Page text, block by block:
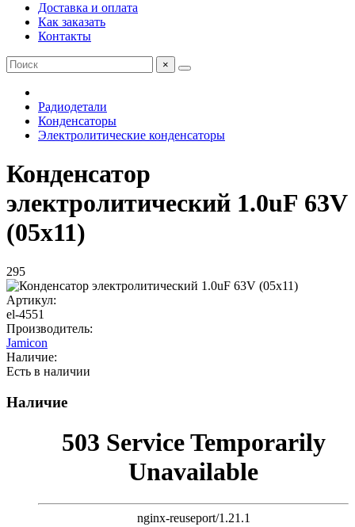
Доставка и оплата
Как заказать
Контакты
×
Радиодетали
Конденсаторы
Электролитические конденсаторы
Конденсатор
электролитический 1.0uF 63V
(05x11)
295
Артикул:
el-4551
Производитель:
Jamicon
Наличие:
Есть в наличии
Наличие
503 Service Temporarily
Unavailable
nginx-reuseport/1.21.1